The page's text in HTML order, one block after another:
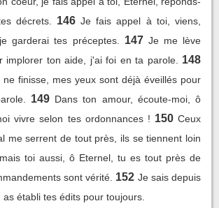
décrets.
146 Je fais appel à toi, viens,
garderai tes préceptes.
147 Je me lève
implorer ton aide, j'ai foi en ta parole.
148
finisse, mes yeux sont déjà éveillés pour
149 Dans ton amour, écoute-moi, ô
vivre selon tes ordonnances ! 150 Ceux
me serrent de tout près, ils se tiennent loin
mais toi aussi, ô Eternel, tu es tout près de
sont vérité. 152 Je sais depuis
établi tes édits pour toujours.